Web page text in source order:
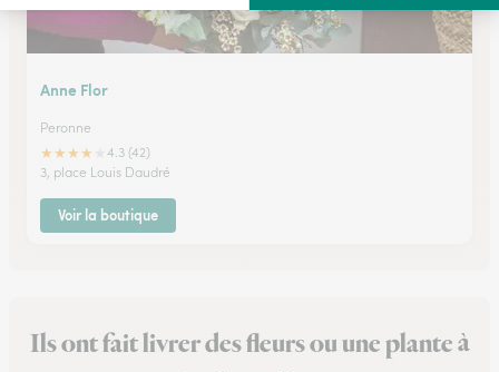
Anne Flor
Peronne
★★★★
4.3 (42)
3, place Louis Daudré
Voir la boutique
Ils ont fait livrer des fleurs ou une plante à